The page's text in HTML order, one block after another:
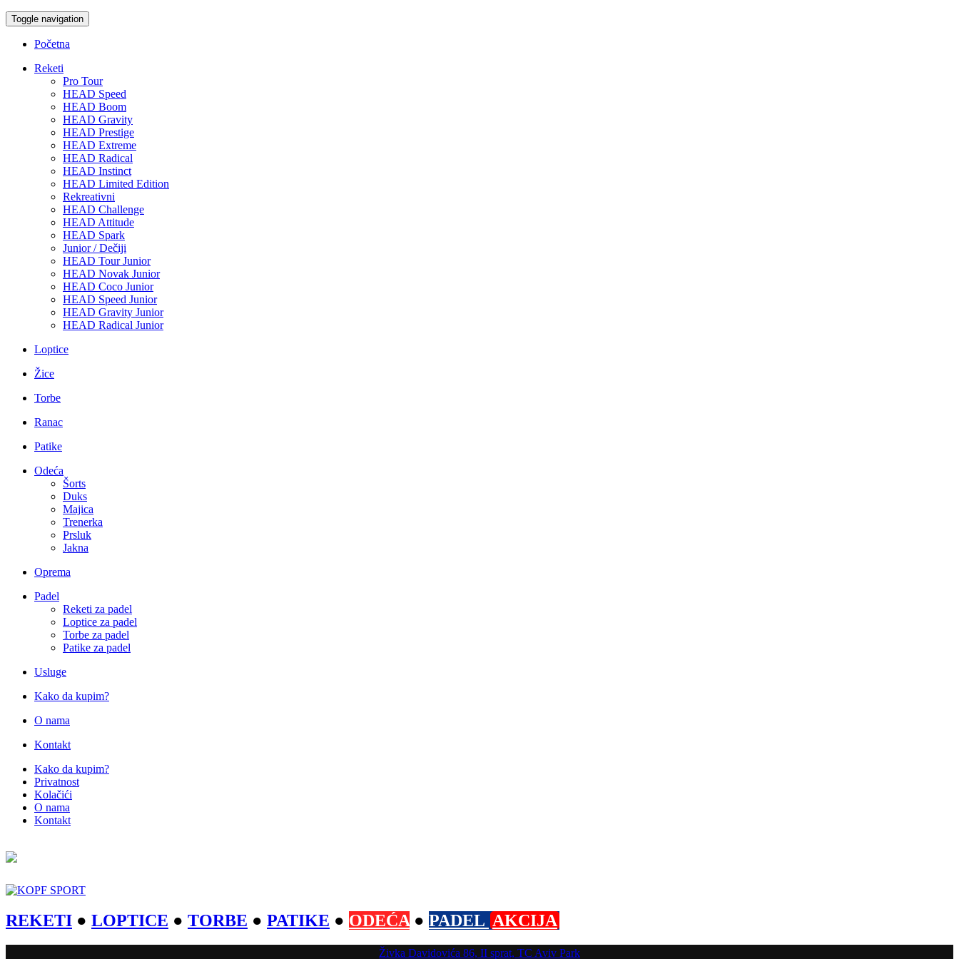
Toggle navigation
Početna
Reketi
Pro Tour
HEAD Speed
HEAD Boom
HEAD Gravity
HEAD Prestige
HEAD Extreme
HEAD Radical
HEAD Instinct
HEAD Limited Edition
Rekreativni
HEAD Challenge
HEAD Attitude
HEAD Spark
Junior / Dečiji
HEAD Tour Junior
HEAD Novak Junior
HEAD Coco Junior
HEAD Speed Junior
HEAD Gravity Junior
HEAD Radical Junior
Loptice
Žice
Torbe
Ranac
Patike
Odeća
Šorts
Duks
Majica
Trenerka
Prsluk
Jakna
Oprema
Padel
Reketi za padel
Loptice za padel
Torbe za padel
Patike za padel
Usluge
Kako da kupim?
O nama
Kontakt
Kako da kupim?
Privatnost
Kolačići
O nama
Kontakt
REKETI ● LOPTICE ● TORBE ● PATIKE ● ODEĆA ● PADEL AKCIJA
Živka Davidovića 86, II sprat, TC Aviv Park